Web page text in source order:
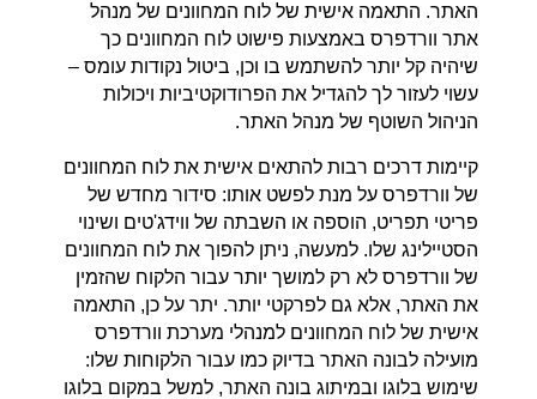
האתר. התאמה אישית של לוח המחוונים של מנהל
אתר וורדפרס באמצעות פישוט לוח המחוונים כך
שיהיה קל יותר להשתמש בו וכן, ביטול נקודות עומס –
עשוי לעזור לך להגדיל את הפרודוקטיביות ויכולות
הניהול השוטף של מנהל האתר.
קיימות דרכים רבות להתאים אישית את לוח המחוונים
של וורדפרס על מנת לפשט אותו: סידור מחדש של
פריטי תפריט, הוספה או השבתה של ווידג'טים ושינוי
הסטיילינג שלו. למעשה, ניתן להפוך את לוח המחוונים
של וורדפרס לא רק למושך יותר עבור הלקוח שהזמין
את האתר, אלא גם לפרקטי יותר. יתר על כן, התאמה
אישית של לוח המחוונים למנהלי מערכת וורדפרס
מועילה לבונה האתר בדיוק כמו עבור הלקוחות שלו:
שימוש בלוגו ובמיתוג בונה האתר, למשל במקום בלוגו